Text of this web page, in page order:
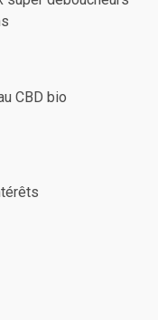
CBD bio